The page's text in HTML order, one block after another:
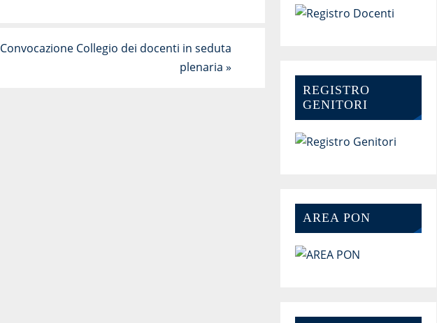
Convocazione Collegio dei docenti in seduta
plenaria »
REGISTRO
GENITORI
AREA PON